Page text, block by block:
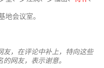
地会议室。
友，在评论中补上，特向这些
网友，表示谢意。